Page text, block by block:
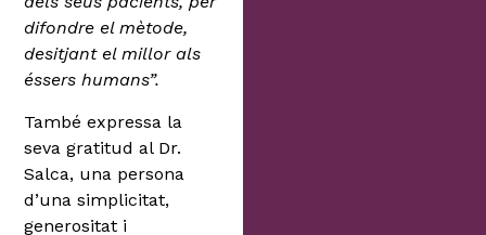
difondre el mètode,
desitjant el millor als
éssers humans”.
També expressa la
seva gratitud al Dr.
Salca, una persona
d’una simplicitat,
generositat i